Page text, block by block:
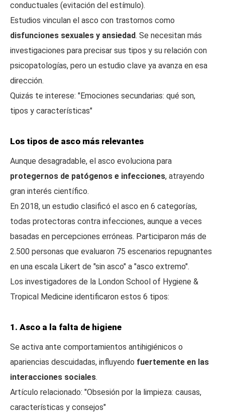
conductuales (evitación del estímulo).
Estudios vinculan el asco con trastornos como
disfunciones sexuales y ansiedad. Se necesitan más
investigaciones para precisar sus tipos y su relación con
psicopatologías, pero un estudio clave ya avanza en esa
dirección.
Quizás te interese: "Emociones secundarias: qué son,
tipos y características"
Los tipos de asco más relevantes
Aunque desagradable, el asco evoluciona para
protegernos de patógenos e infecciones, atrayendo
gran interés científico.
En 2018, un estudio clasificó el asco en 6 categorías,
todas protectoras contra infecciones, aunque a veces
basadas en percepciones erróneas. Participaron más de
2.500 personas que evaluaron 75 escenarios repugnantes
en una escala Likert de "sin asco" a "asco extremo".
Los investigadores de la London School of Hygiene &
Tropical Medicine identificaron estos 6 tipos:
1. Asco a la falta de higiene
Se activa ante comportamientos antihigiénicos o
apariencias descuidadas, influyendo fuertemente en las
interacciones sociales.
Artículo relacionado: "Obsesión por la limpieza: causas,
características y consejos"